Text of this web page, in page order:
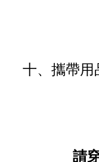
十、攜帶用
請